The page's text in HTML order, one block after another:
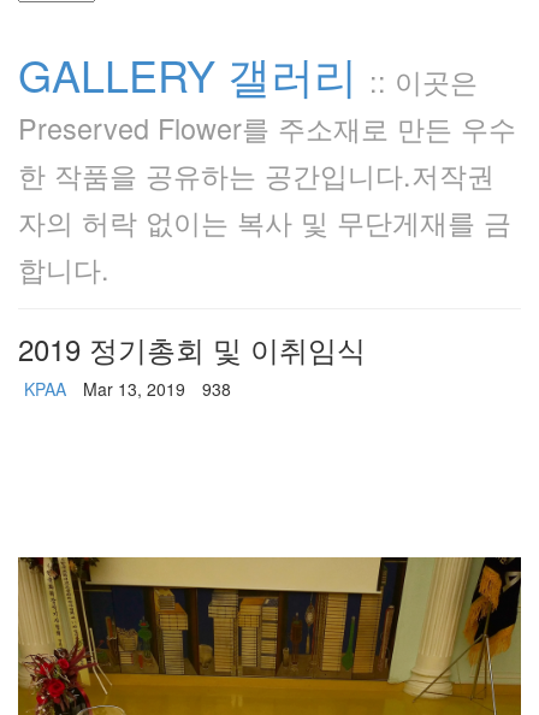
GALLERY 갤러리 :: 이곳은
Preserved Flower를 주소재로 만든 우수
한 작품을 공유하는 공간입니다.저작권
자의 허락 없이는 복사 및 무단게재를 금
합니다.
2019 정기총회 및 이취임식
KPAA Mar 13, 2019 938